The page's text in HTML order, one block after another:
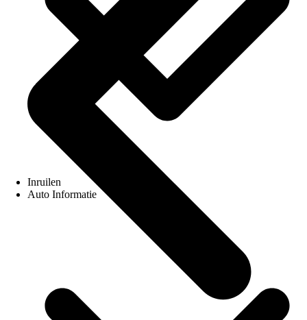
Inruilen
Auto Informatie